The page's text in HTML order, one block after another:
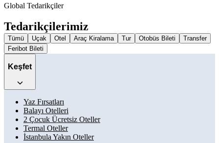
Global Tedarikçiler
Tedarikçilerimiz
Tümü Uçak Otel Araç Kiralama Tur Otobüs Bileti
Transfer
Feribot Bileti
Keşfet
Yaz Fırsatları
Balayı Otelleri
2 Çocuk Ücretsiz Oteller
Termal Oteller
İstanbula Yakın Oteller